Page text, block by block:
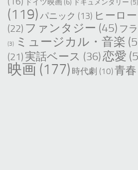
ドイツ映画 (6) ドキュメンタリー (5)
(119)パニック (13) ヒーロー
(22) ファンタジー (45) フ
(3)
ミュージカル・音楽
(21) 実話ベース (36)恋愛
映画 (177) 時代劇 (10)青春